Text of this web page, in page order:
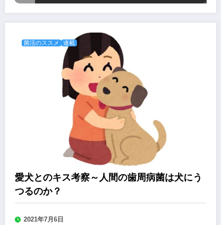
菌活のススメ 連載
愛犬とのキス考察～人間の歯周病菌は犬にう
つるのか？
2021年7月6日